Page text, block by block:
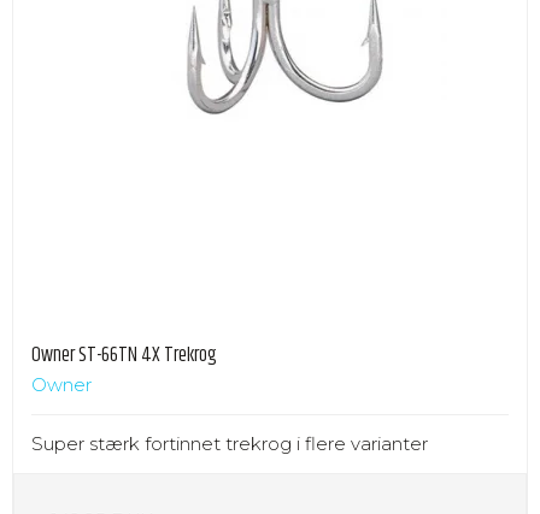
Owner ST-66TN 4X Trekrog
Owner
Super stærk fortinnet trekrog i flere varianter